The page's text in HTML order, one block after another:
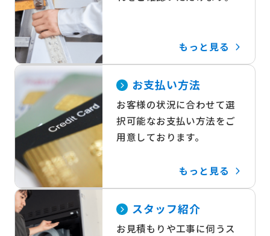
もっと見る
お支払い方法
お客様の状況に合わせて選
択可能なお支払い方法をご
用意しております。
もっと見る
スタッフ紹介
お見積もりや工事に伺うス